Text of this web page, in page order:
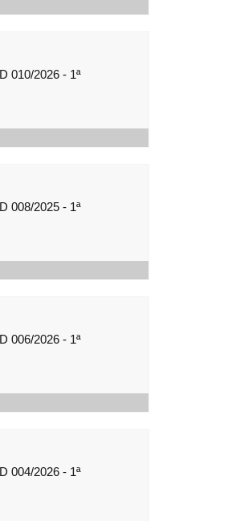
010/2026 - 1ª
008/2025 - 1ª
006/2026 - 1ª
004/2026 - 1ª